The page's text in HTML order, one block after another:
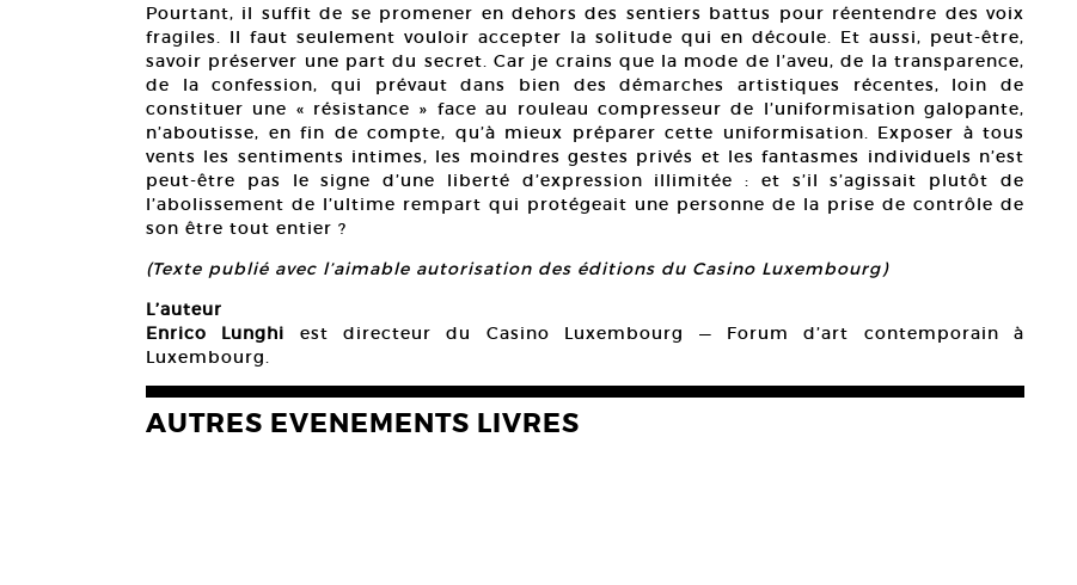
Pourtant, il suffit de se promener en dehors des sentiers battus pour réentendre des voix
fragiles. Il faut seulement vouloir accepter la solitude qui en découle. Et aussi, peut-être,
savoir préserver une part du secret. Car je crains que la mode de l’aveu, de la transparence,
de la confession, qui prévaut dans bien des démarches artistiques récentes, loin de
constituer une « résistance » face au rouleau compresseur de l’uniformisation galopante,
n’aboutisse, en fin de compte, qu’à mieux préparer cette uniformisation. Exposer à tous
vents les sentiments intimes, les moindres gestes privés et les fantasmes individuels n’est
peut-être pas le signe d’une liberté d’expression illimitée : et s’il s’agissait plutôt de
l’abolissement de l’ultime rempart qui protégeait une personne de la prise de contrôle de
son être tout entier ?
(Texte publié avec l’aimable autorisation des éditions du Casino Luxembourg)
L’auteur
Enrico Lunghi est directeur du Casino Luxembourg — Forum d’art contemporain à
Luxembourg.
AUTRES EVENEMENTS LIVRES